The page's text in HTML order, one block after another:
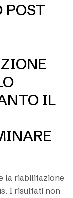
POST
IL
la riabilitazione
I risultati non